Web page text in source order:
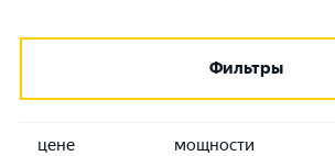
Фильтры
цене мощности